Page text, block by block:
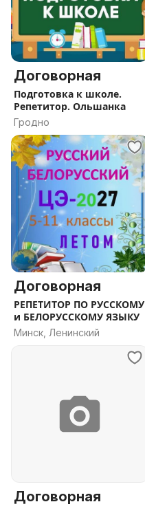
Договорная
Подготовка к школе.
Репетитор. Ольшанка
Гродно
Договорная
РЕПЕТИТОР ПО РУССКОМУ
и БЕЛОРУССКОМУ ЯЗЫКУ
Минск, Ленинский
Договорная